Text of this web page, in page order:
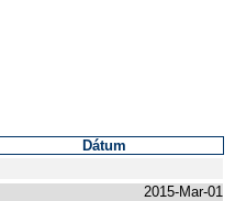
Dátum
2015-Mar-01